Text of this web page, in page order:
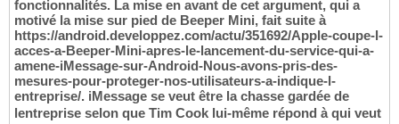
fonctionnalités. La mise en avant de cet argument, qui a
motivé la mise sur pied de Beeper Mini, fait suite à
https://android.developpez.com/actu/351692/Apple-coupe-l-
acces-a-Beeper-Mini-apres-le-lancement-du-service-qui-a-
amene-iMessage-sur-Android-Nous-avons-pris-des-
mesures-pour-proteger-nos-utilisateurs-a-indique-l-
entreprise/. iMessage se veut être la chasse gardée de
lentreprise selon que Tim Cook lui-même répond à qui veut